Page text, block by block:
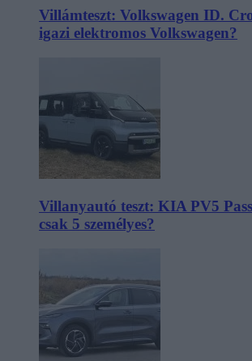
Villámteszt: Volkswagen ID.
igazi elektromos Volkswagen?
Villanyautó teszt: KIA PV5
csak 5 személyes?